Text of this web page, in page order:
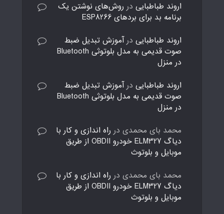
اروند طباطبایی در روش‌های نوشتن یک
برنامه بد برای بردهای ESP8266
اروند طباطبایی در آموزش تبدیل ضبط
صوت قدیمی به مدل بلوتوثی Bluetooth
در منزل
اروند طباطبایی در آموزش تبدیل ضبط
صوت قدیمی به مدل بلوتوثی Bluetooth
در منزل
محمد بای محمدی در راه اندازی و کار با
دیاگ ELM327 خودرو OBDII از طریق
موبایل و بلوتوث
محمد بای محمدی در راه اندازی و کار با
دیاگ ELM327 خودرو OBDII از طریق
موبایل و بلوتوث